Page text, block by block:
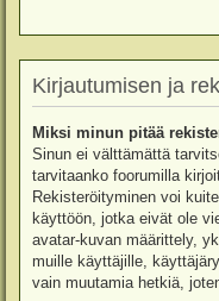
Kirjautumisen ja
Miksi minun pitää
Sinun ei välttämättä
tarvitaanko foorumilla
Rekisteröityminen voi
käyttöön, jotka eivät ole
avatar-kuvan määrittely,
muille käyttäjille,
vain muutamia hetkiä,